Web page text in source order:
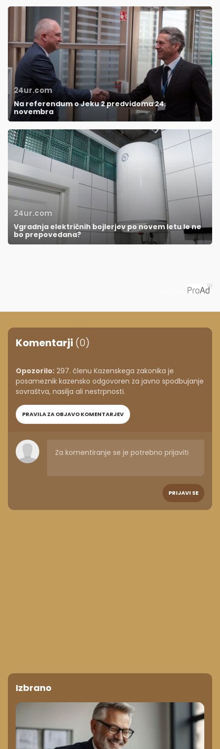
24ur.com
Na referendum o Jeku 2 predvidoma 24.
novembra
24ur.com
Vgradnja električnih bojlerjev po novem letu le ne
bo prepovedana?
Komentarji (0)
Opozorilo: 297. členu Kazenskega zakonika je
posameznik kazensko odgovoren za javno spodbujanje
sovraštva, nasilja ali nestrpnosti.
PRAVILA ZA OBJAVO KOMENTARJEV
PRIJAVI SE
Izbrano